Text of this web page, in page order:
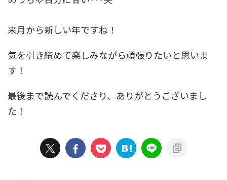
来月から新しい年ですね！
気を引き締めて楽しみながら頑張りたいと思いま
す！
最後まで読んでくださり、ありがとうございまし
た！